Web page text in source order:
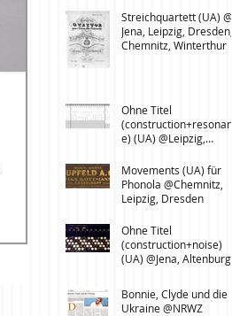
Kriegsführung zeigt. Essay in einer
von Marco Meyer, Joachim Helfer
und Klaus Wettig herausgegebenen
Anthologie Wenn ich mir etwas
wünschen dürfte. Intellektuelle zur
Steidl 2017. Erhältlich ab sofort im
Buchhandel, bei Steidl und
Streichquartett (UA) @
Jena, Leipzig, Dresden,
Chemnitz, Winterthur
Ohne Titel
(construction+resonanc
e) (UA) @Leipzig,
Movements (UA) für
Phonola @Chemnitz,
Leipzig, Dresden
Ohne Titel
(construction+noise)
(UA) @Jena, Altenburg,
Bonnie, Clyde und die
Ukraine @NRWZ